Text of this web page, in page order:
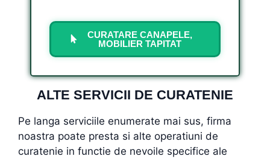
CURATARE CANAPELE,
MOBILIER TAPITAT
ALTE SERVICII DE CURATENIE
Pe langa serviciile enumerate mai sus, firma
noastra poate presta si alte operatiuni de
curatenie in functie de nevoile specifice ale